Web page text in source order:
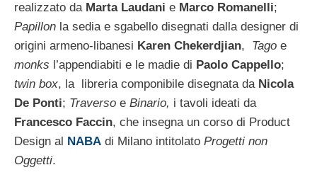
realizzato da Marta Laudani e Marco Romanelli;
Papillon la sedia e sgabello disegnati dalla designer di
origini armeno-libanesi Karen Chekerdjian, Tago e
monks l’appendiabiti e le madie di Paolo Cappello;
twin box, la libreria componibile disegnata da Nicola
De Ponti; Traverso e Binario, i tavoli ideati da
Francesco Faccin, che insegna un corso di Product
Design al NABA di Milano intitolato Progetti non
Oggetti.